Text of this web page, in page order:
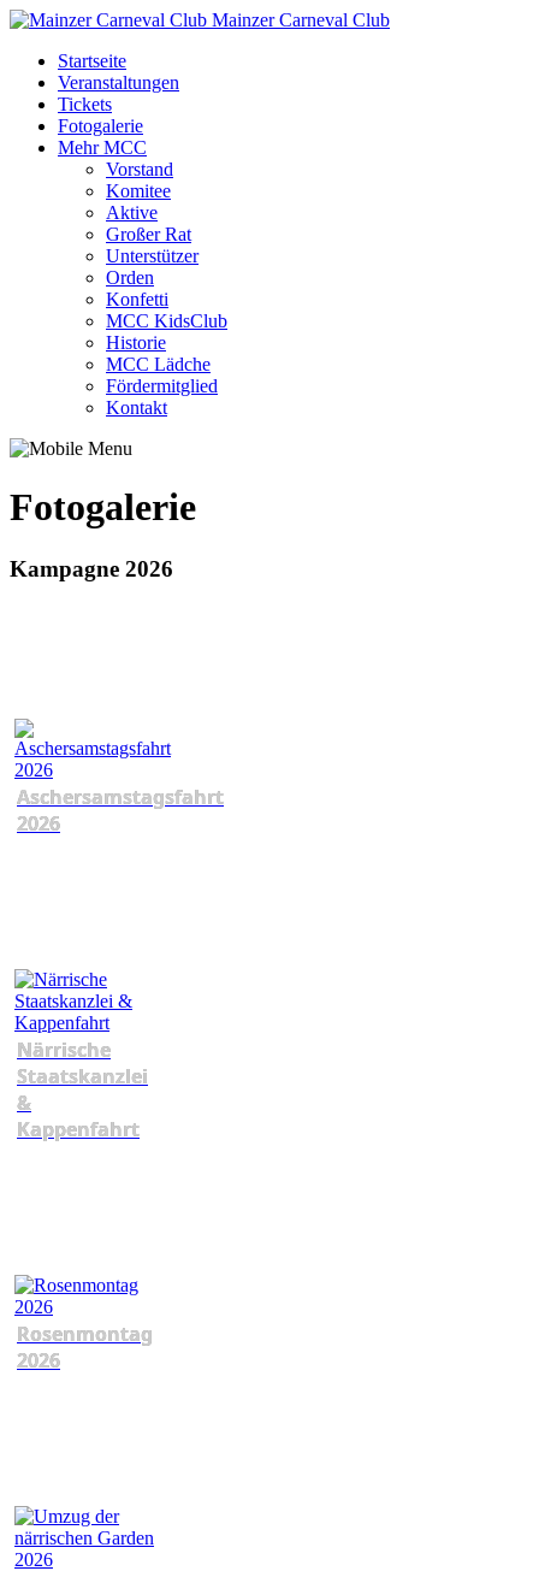
Mainzer Carneval Club
Startseite
Veranstaltungen
Tickets
Fotogalerie
Mehr MCC
Vorstand
Komitee
Aktive
Großer Rat
Unterstützer
Orden
Konfetti
MCC KidsClub
Historie
MCC Lädche
Fördermitglied
Kontakt
Fotogalerie
Kampagne 2026
Aschersamstagsfahrt
2026
Närrische
Staatskanzlei
&
Kappenfahrt
Rosenmontag
2026